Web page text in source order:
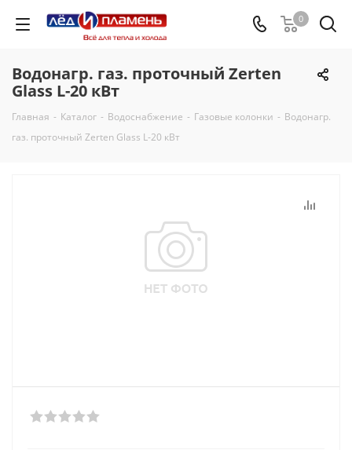
0
Водонагр. газ. проточный Zerten
Glass L-20 кВт
Главная - Каталог - Водоснабжение - Газовые колонки - Водонагр.
газ. проточный Zerten Glass L-20 кВт